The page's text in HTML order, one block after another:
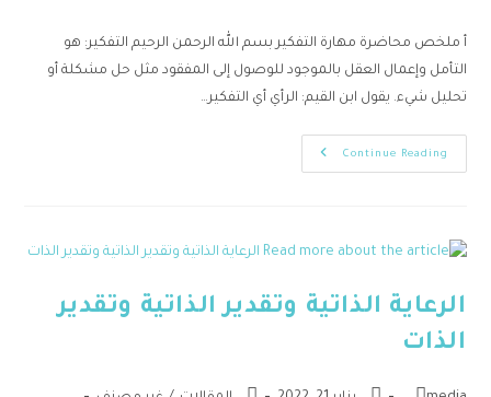
أ ملخص محاضرة مهارة التفكير بسم الله الرحمن الرحيم التفكير: هو
التأمل وإعمال العقل بالموجود للوصول إلى المفقود مثل حل مشكلة أو
تحليل شيء. يقول ابن القيم: الرأي أي التفكير…
Continue Reading
الرعاية الذاتية وتقدير الذاتية وتقدير
الذات